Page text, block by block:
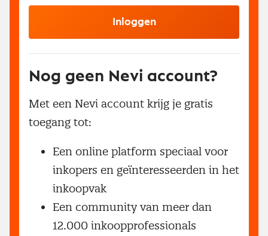
Inloggen
Nog geen Nevi account?
Met een Nevi account krijg je gratis
toegang tot:
Een online platform speciaal voor
inkopers en geïnteresseerden in het
inkoopvak
Een community van meer dan
12.000 inkoopprofessionals